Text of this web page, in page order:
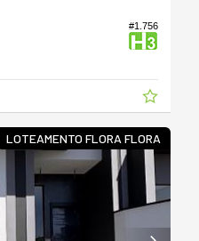
#1.756
LOTEAMENTO FLORA FLORA